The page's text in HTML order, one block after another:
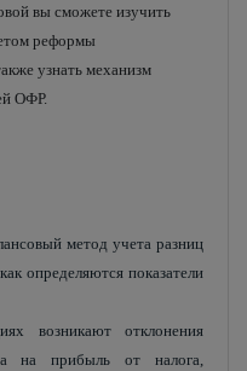
вы сможете изучить
реформы
узнать механизм
ОФР.
метод учета разниц
определяются показатели
возникают отклонения
на прибыль от налога,